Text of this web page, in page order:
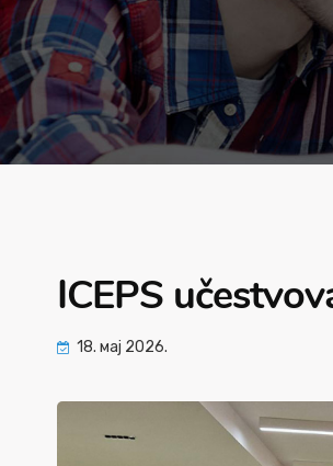
ICEPS
18. мај 2026.